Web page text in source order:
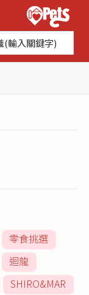
零食挑選
迴龍
SHIRO&MAR